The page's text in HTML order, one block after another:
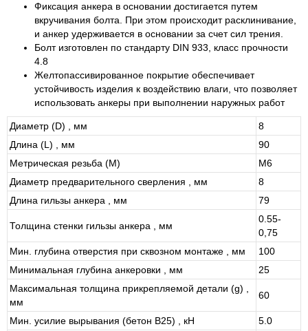
Фиксация анкера в основании достигается путем
вкручивания болта. При этом происходит расклинивание,
и анкер удерживается в основании за счет сил трения.
Болт изготовлен по стандарту DIN 933, класс прочности
4.8
Желтопассивированное покрытие обеспечивает
устойчивость изделия к воздействию влаги, что позволяет
использовать анкеры при выполнении наружных работ
Диаметр (D) , мм
8
Длина (L) , мм
90
Метрическая резьба (М)
М6
Диаметр предварительного сверления , мм
8
Длина гильзы анкера , мм
79
Толщина стенки гильзы анкера , мм
0.55-
0,75
Мин. глубина отверстия при сквозном монтаже , мм
100
Минимальная глубина анкеровки , мм
25
Максимальная толщина прикрепляемой детали (g) ,
мм
60
Мин. усилие вырывания (бетон В25) , кН
5.0